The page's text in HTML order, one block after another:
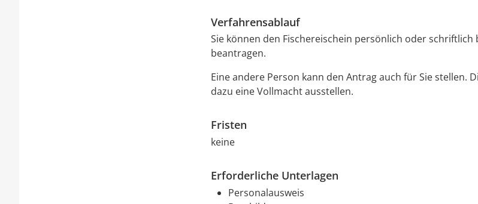
Verfahrensablauf
Sie können den Fischereischein persönlich oder schriftlich
beantragen.
Eine andere Person kann den Antrag auch für Sie stellen.
dazu eine Vollmacht ausstellen.
Fristen
keine
Erforderliche Unterlagen
Personalausweis